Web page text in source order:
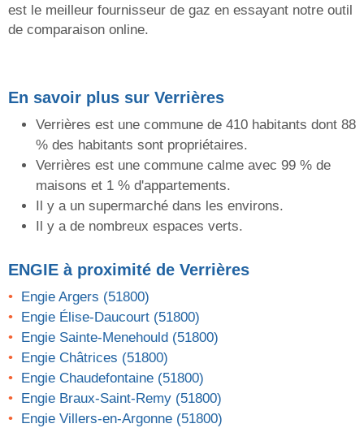
est le meilleur fournisseur de gaz en essayant notre outil
de comparaison online.
En savoir plus sur Verrières
Verrières est une commune de 410 habitants dont 88
% des habitants sont propriétaires.
Verrières est une commune calme avec 99 % de
maisons et 1 % d'appartements.
Il y a un supermarché dans les environs.
Il y a de nombreux espaces verts.
ENGIE à proximité de Verrières
Engie Argers (51800)
Engie Élise-Daucourt (51800)
Engie Sainte-Menehould (51800)
Engie Châtrices (51800)
Engie Chaudefontaine (51800)
Engie Braux-Saint-Remy (51800)
Engie Villers-en-Argonne (51800)